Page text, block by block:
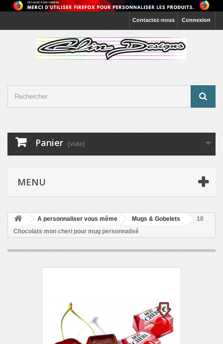
Connexion
Contactez-nous
Panier (vide)
MENU
A personnaliser vous même Mugs & Gobelets
10
Chocolats mon cheri pour mug personnalisé